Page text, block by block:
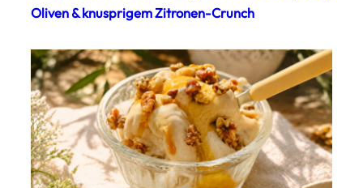
Oliven & knusprigem Zitronen-Crunch